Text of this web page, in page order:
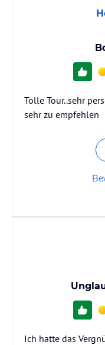
Tolle Tour..sehr
sehr zu empfehlen
Ich hatte das